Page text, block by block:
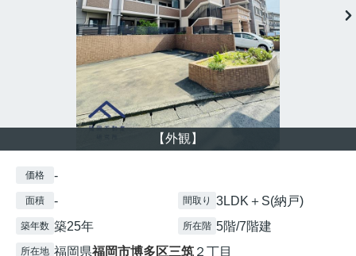
【外観】
価格 -
面積 - 間取り 3LDK＋S(納戸)
築年数 築25年 所在階 5階/7階建
所在地 福岡県福岡市博多区三筑 ２丁目